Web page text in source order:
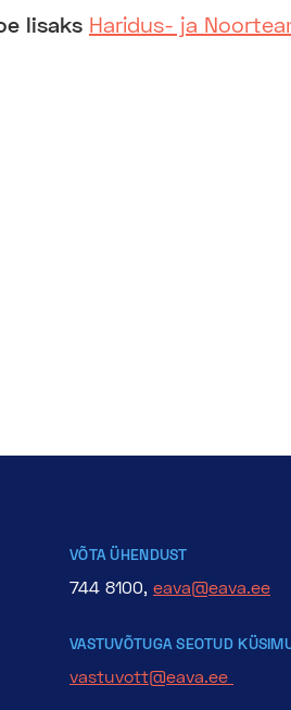
lisaks Haridus- ja
VÕTA ÜHENDUST
744 8100, eava@eava.ee
VASTUVÕTUGA SEOTUD
vastuvott@eava.ee